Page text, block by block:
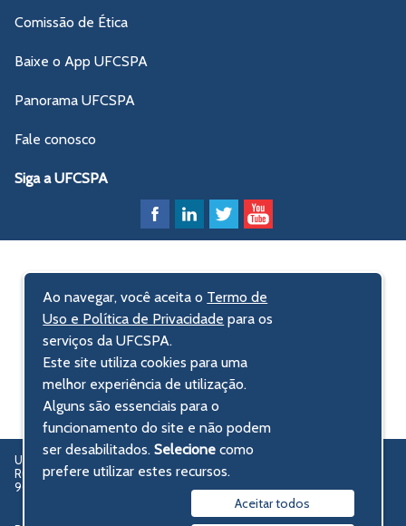
Comissão de Ética
Baixe o App UFCSPA
Panorama UFCSPA
Fale conosco
Siga a UFCSPA
UFCSPA – Universidade Federal de Ciências da Saúde de Porto Alegre
Rua Sarmento Leite, 245 - Centro Histórico
90050-170 Porto Alegre, RS, Brasil
Ao navegar, você aceita o Termo de
Uso e Política de Privacidade para os
serviços da UFCSPA.
Este site utiliza cookies para uma
melhor experiência de utilização.
Alguns são essenciais para o
funcionamento do site e não podem
ser desabilitados.Selecionecomo
prefere utilizar estes recursos.
Aceitar todos